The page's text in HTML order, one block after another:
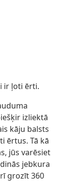
ir ļoti ērti.
izliektā
kāju balsts
ērtus. Tā kā
jūs varēsiet
jebkura
grozīt 360